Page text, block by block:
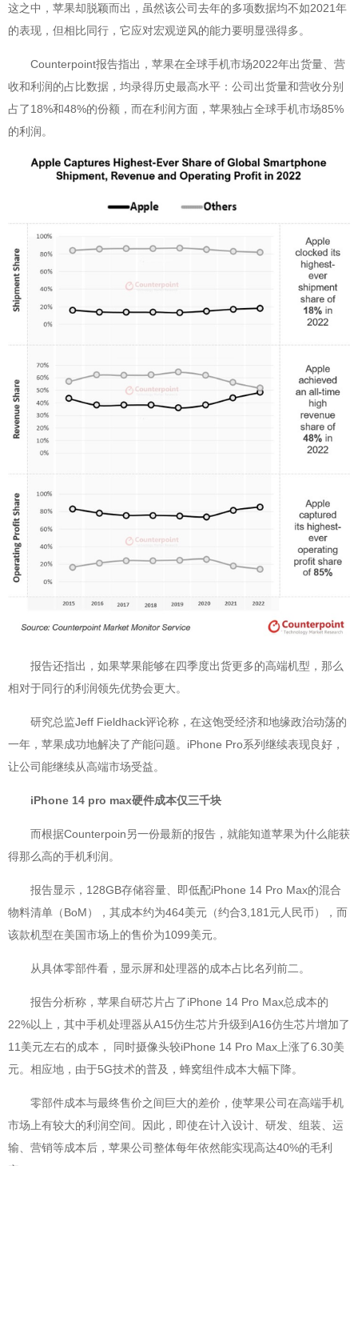
这之中，苹果却脱颖而出，虽然该公司去年的多项数据均不如2021年
的表现，但相比同行，它应对宏观逆风的能力要明显强得多。
Counterpoint报告指出，苹果在全球手机市场2022年出货量、营
收和利润的占比数据，均录得历史最高水平：公司出货量和营收分别
占了18%和48%的份额，而在利润方面，苹果独占全球手机市场85%
的利润。
报告还指出，如果苹果能够在四季度出货更多的高端机型，那么
相对于同行的利润领先优势会更大。
研究总监Jeff Fieldhack评论称，在这饱受经济和地缘政治动荡的
一年，苹果成功地解决了产能问题。iPhone Pro系列继续表现良好，
让公司能继续从高端市场受益。
iPhone 14 pro max硬件成本仅三千块
而根据Counterpoin另一份最新的报告，就能知道苹果为什么能获
得那么高的手机利润。
报告显示，128GB存储容量、即低配iPhone 14 Pro Max的混合
物料清单（BoM），其成本约为464美元（约合3,181元人民币），而
该款机型在美国市场上的售价为1099美元。
从具体零部件看，显示屏和处理器的成本占比名列前二。
报告分析称，苹果自研芯片占了iPhone 14 Pro Max总成本的
22%以上，其中手机处理器从A15仿生芯片升级到A16仿生芯片增加了
11美元左右的成本， 同时摄像头较iPhone 14 Pro Max上涨了6.30美
元。相应地，由于5G技术的普及，蜂窝组件成本大幅下降。
零部件成本与最终售价之间巨大的差价，使苹果公司在高端手机
市场上有较大的利润空间。因此，即使在计入设计、研发、组装、运
输、营销等成本后，苹果公司整体每年依然能实现高达40%的毛利
率。